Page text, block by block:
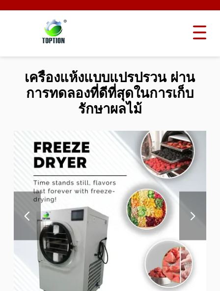
เครื่องแห้งแบบแปรปรวน ผ่าน
การทดลองที่ดีที่สุดในการเก็บ
รักษาผลไม้